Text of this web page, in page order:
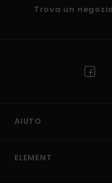
Trova un negozio
AIUTO
ELEMENT